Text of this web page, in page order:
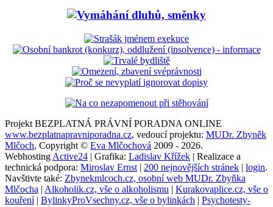
Projekt BEZPLATNÁ PRÁVNÍ PORADNA ONLINE
www.bezplatnapravniporadna.cz, vedoucí projektu: MUDr. Zbyněk
Mlčoch, Copyright © Eva Mlčochová 2009 - 2026.
Webhosting Active24 | Grafika: Ladislav Křížek | Realizace a
technická podpora: Miroslav Ernst | 200 nejnovějších stránek | login.
Navštivte také: Zbynekmlcoch.cz, osobní web MUDr. Zbyňka
Mlčocha | Alkoholik.cz, vše o alkoholismu | Kurakovaplice.cz, vše o
kouření| BylinkyProVsechny.cz, vše o bylinkách | Psychotesty-